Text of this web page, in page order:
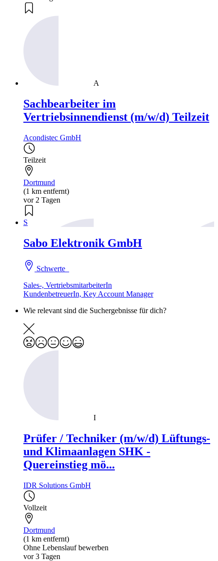
A
Sachbearbeiter im
Vertriebsinnendienst (m/w/d) Teilzeit
Acondistec GmbH
Teilzeit
Dortmund
(1 km entfernt)
vor 2 Tagen
S
Sabo Elektronik GmbH
Schwerte
Sales-, VertriebsmitarbeiterIn
KundenbetreuerIn, Key Account Manager
Wie relevant sind die Suchergebnisse für dich?
I
Prüfer / Techniker (m/w/d) Lüftungs-
und Klimaanlagen SHK -
Quereinstieg mö...
IDR Solutions GmbH
Vollzeit
Dortmund
(1 km entfernt)
Ohne Lebenslauf bewerben
vor 3 Tagen